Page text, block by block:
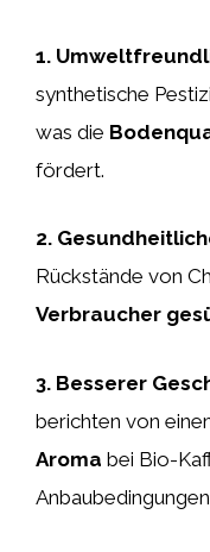
1.
synthetische
was die
fördert.
2.
Rückstände von
Verbraucher
3. Besserer
berichten von
Aroma bei Bio-